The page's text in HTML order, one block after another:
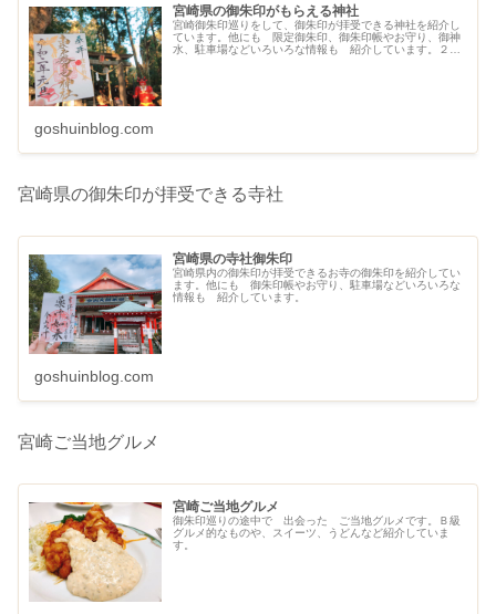
宮崎県の御朱印がもらえる神社
宮崎御朱印巡りをして、御朱印が拝受できる神社を紹介し
ています。他にも 限定御朱印、御朱印帳やお守り、御神
水、駐車場などいろいろな情報も 紹介しています。２０
goshuinblog.com
宮崎県の御朱印が拝受できる寺社
宮崎県の寺社御朱印
宮崎県内の御朱印が拝受できるお寺の御朱印を紹介してい
ます。他にも 御朱印帳やお守り、駐車場などいろいろな
情報も 紹介しています。
goshuinblog.com
宮崎ご当地グルメ
宮崎ご当地グルメ
御朱印巡りの途中で 出会った ご当地グルメです。Ｂ級
グルメ的なものや、スイーツ、うどんなど紹介していま
す。